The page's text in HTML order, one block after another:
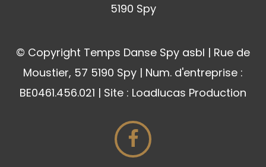
5190 Spy
© Copyright Temps Danse Spy asbl | Rue de
Moustier, 57 5190 Spy | Num. d'entreprise :
BE0461.456.021 | Site : Loadlucas Production